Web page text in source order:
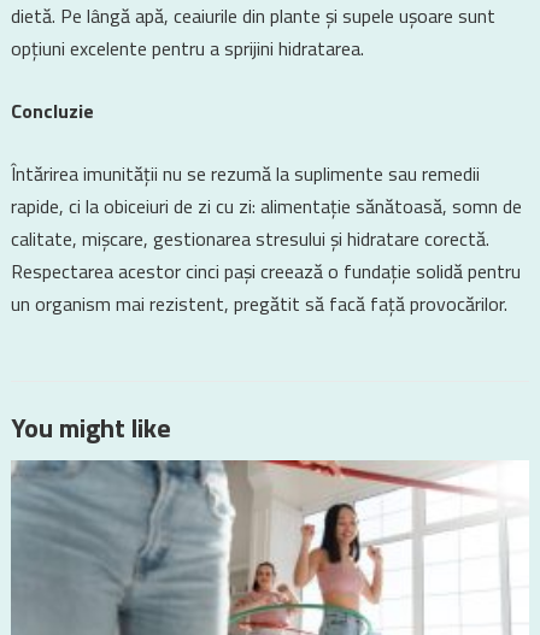
dietă. Pe lângă apă, ceaiurile din plante și supele ușoare sunt
opțiuni excelente pentru a sprijini hidratarea.
Concluzie
Întărirea imunității nu se rezumă la suplimente sau remedii
rapide, ci la obiceiuri de zi cu zi: alimentație sănătoasă, somn de
calitate, mișcare, gestionarea stresului și hidratare corectă.
Respectarea acestor cinci pași creează o fundație solidă pentru
un organism mai rezistent, pregătit să facă față provocărilor.
You might like